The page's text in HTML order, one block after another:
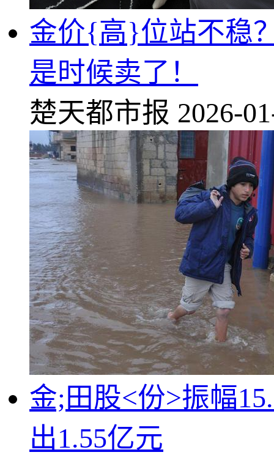
金价{高}位站不稳
是时候卖了！
楚天都市报 2026-
金;田股<份>振幅
出1.55亿元